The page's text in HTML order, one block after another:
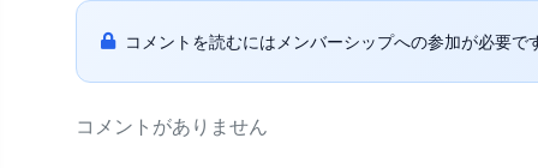
コメントを読むにはメンバーシップへの参加が必要で
コメントがありません